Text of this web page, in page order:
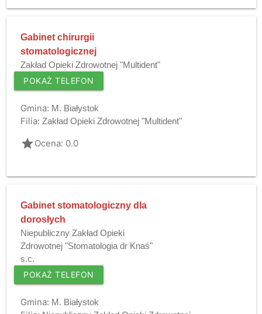
Gabinet chirurgii
stomatologicznej
Zakład Opieki Zdrowotnej "Multident"
POKAŻ TELEFON
Gmina: M. Białystok
Filia: Zakład Opieki Zdrowotnej "Multident"
gradeOcena: 0.0
Gabinet stomatologiczny dla
dorosłych
Niepubliczny Zakład Opieki
Zdrowotnej "Stomatologia dr Knaś"
s.c.
POKAŻ TELEFON
Gmina: M. Białystok